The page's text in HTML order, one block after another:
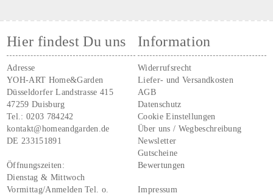
Hier findest Du uns
Adresse
YOH-ART Home&Garden
Düsseldorfer Landstrasse 415
47259 Duisburg
Tel.:0203 784242
kontakt@homeandgarden.de
DE 233151891
Öffnungszeiten:
Dienstag & Mittwoch
Vormittag/Anmelden Tel. o.
Information
Widerrufsrecht
Liefer- und Versandkosten
AGB
Datenschutz
Cookie Einstellungen
Über uns / Wegbeschreibung
Newsletter
Gutscheine
Bewertungen
Impressum